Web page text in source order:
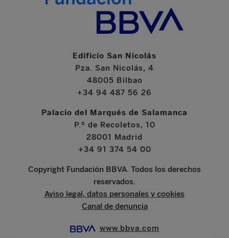
Edificio San Nicolás
Pza. San Nicolás, 4
48005 Bilbao
+34 94 487 56 26
Palacio del Marqués de Salamanca
P.º de Recoletos, 10
28001 Madrid
+34 91 374 54 00
Copyright Fundación BBVA. Todos los derechos
reservados.
Aviso legal, datos personales y cookies
Canal de denuncia
www.bbva.com